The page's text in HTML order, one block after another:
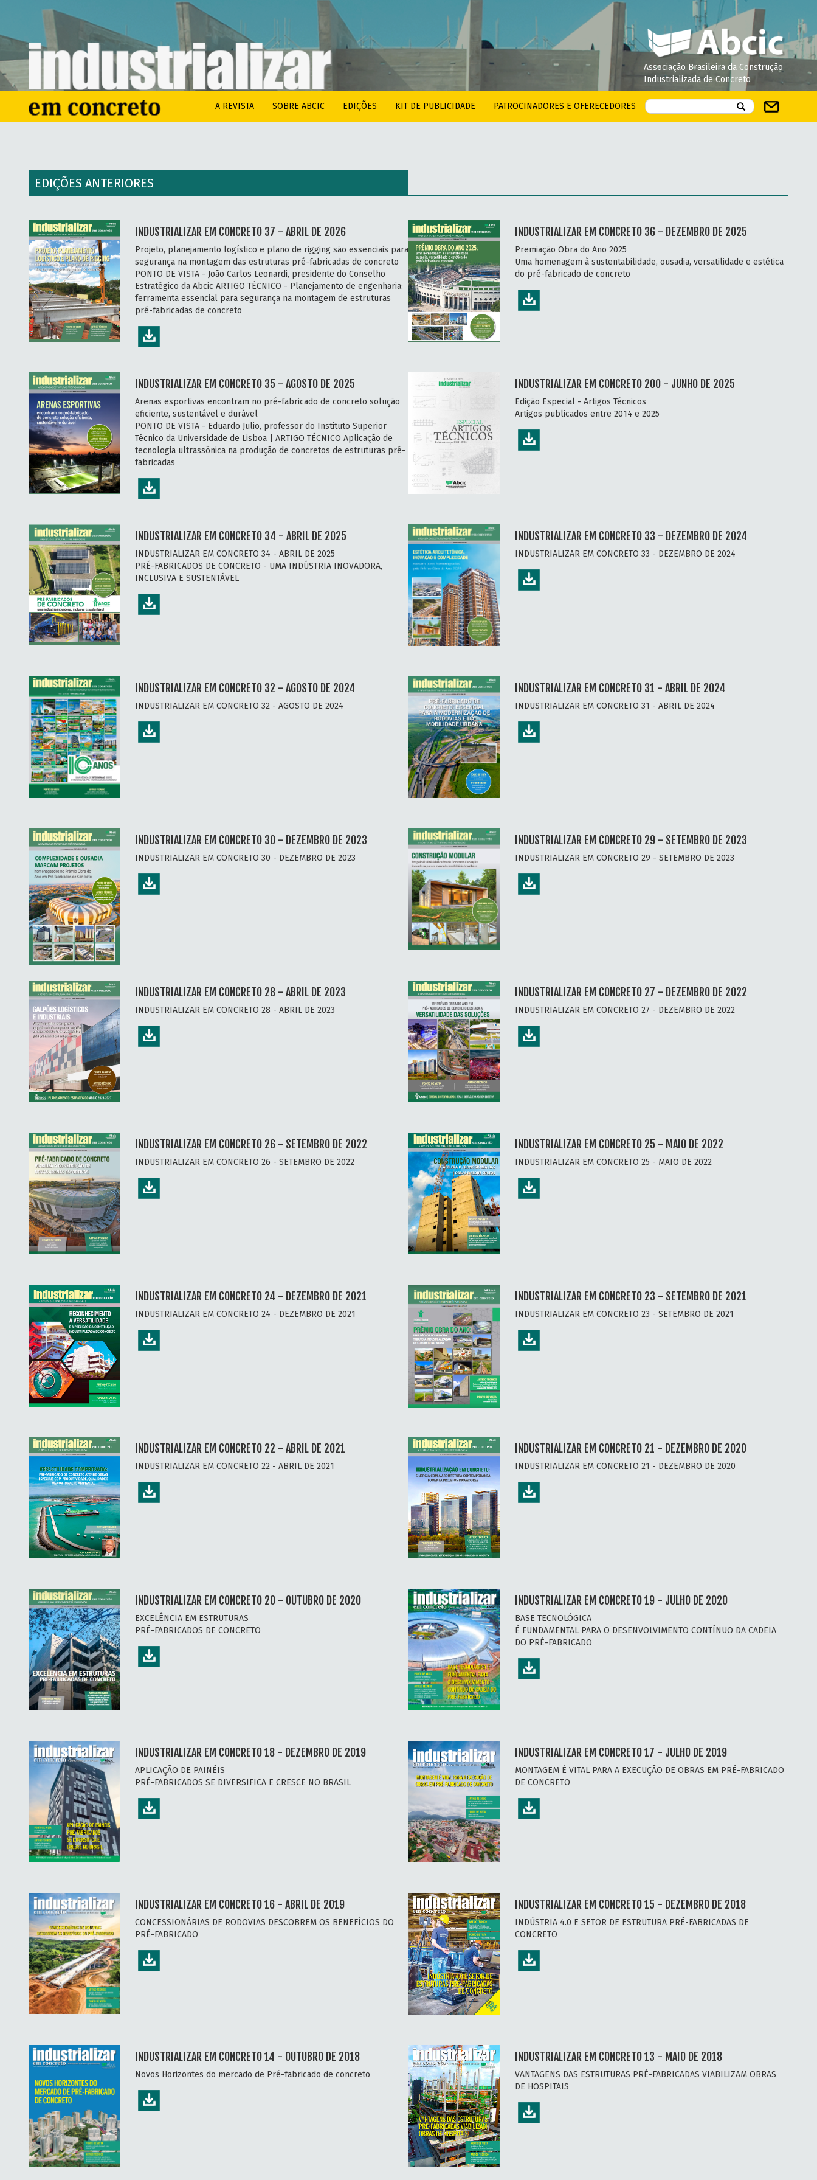
Associação Brasileira da Construção
Industrializada de Concreto
A REVISTA SOBRE ABCIC EDIÇÕES KIT DE PUBLICIDADE PATROCINADORES E OFERECEDORES
EDIÇÕES ANTERIORES
INDUSTRIALIZAR EM CONCRETO 37 - ABRIL DE 2026
Projeto, planejamento logístico e plano de rigging são essenciais para
segurança na montagem das estruturas pré-fabricadas de concreto
PONTO DE VISTA - João Carlos Leonardi, presidente do Conselho
Estratégico da Abcic ARTIGO TÉCNICO - Planejamento de engenharia:
ferramenta essencial para segurança na montagem de estruturas
pré-fabricadas de concreto
INDUSTRIALIZAR EM CONCRETO 36 - DEZEMBRO DE 2025
Premiação Obra do Ano 2025
Uma homenagem à sustentabilidade, ousadia, versatilidade e estética
do pré-fabricado de concreto
INDUSTRIALIZAR EM CONCRETO 35 - AGOSTO DE 2025
Arenas esportivas encontram no pré-fabricado de concreto solução
eficiente, sustentável e durável
PONTO DE VISTA - Eduardo Julio, professor do Instituto Superior
Técnico da Universidade de Lisboa | ARTIGO TÉCNICO Aplicação de
tecnologia ultrassônica na produção de concretos de estruturas pré-
fabricadas
INDUSTRIALIZAR EM CONCRETO 200 - JUNHO DE 2025
Edição Especial - Artigos Técnicos
Artigos publicados entre 2014 e 2025
INDUSTRIALIZAR EM CONCRETO 34 - ABRIL DE 2025
INDUSTRIALIZAR EM CONCRETO 34 - ABRIL DE 2025
PRÉ-FABRICADOS DE CONCRETO - UMA INDÚSTRIA INOVADORA,
INCLUSIVA E SUSTENTÁVEL
INDUSTRIALIZAR EM CONCRETO 33 - DEZEMBRO DE 2024
INDUSTRIALIZAR EM CONCRETO 33 - DEZEMBRO DE 2024
INDUSTRIALIZAR EM CONCRETO 32 - AGOSTO DE 2024
INDUSTRIALIZAR EM CONCRETO 32 - AGOSTO DE 2024
INDUSTRIALIZAR EM CONCRETO 31 - ABRIL DE 2024
INDUSTRIALIZAR EM CONCRETO 31 - ABRIL DE 2024
INDUSTRIALIZAR EM CONCRETO 30 - DEZEMBRO DE 2023
INDUSTRIALIZAR EM CONCRETO 30 - DEZEMBRO DE 2023
INDUSTRIALIZAR EM CONCRETO 29 - SETEMBRO DE 2023
INDUSTRIALIZAR EM CONCRETO 29 - SETEMBRO DE 2023
INDUSTRIALIZAR EM CONCRETO 28 - ABRIL DE 2023
INDUSTRIALIZAR EM CONCRETO 28 - ABRIL DE 2023
INDUSTRIALIZAR EM CONCRETO 27 - DEZEMBRO DE 2022
INDUSTRIALIZAR EM CONCRETO 27 - DEZEMBRO DE 2022
INDUSTRIALIZAR EM CONCRETO 26 - SETEMBRO DE 2022
INDUSTRIALIZAR EM CONCRETO 26 - SETEMBRO DE 2022
INDUSTRIALIZAR EM CONCRETO 25 - MAIO DE 2022
INDUSTRIALIZAR EM CONCRETO 25 - MAIO DE 2022
INDUSTRIALIZAR EM CONCRETO 24 - DEZEMBRO DE 2021
INDUSTRIALIZAR EM CONCRETO 24 - DEZEMBRO DE 2021
INDUSTRIALIZAR EM CONCRETO 23 - SETEMBRO DE 2021
INDUSTRIALIZAR EM CONCRETO 23 - SETEMBRO DE 2021
INDUSTRIALIZAR EM CONCRETO 22 - ABRIL DE 2021
INDUSTRIALIZAR EM CONCRETO 22 - ABRIL DE 2021
INDUSTRIALIZAR EM CONCRETO 21 - DEZEMBRO DE 2020
INDUSTRIALIZAR EM CONCRETO 21 - DEZEMBRO DE 2020
INDUSTRIALIZAR EM CONCRETO 20 - OUTUBRO DE 2020
EXCELÊNCIA EM ESTRUTURAS
PRÉ-FABRICADOS DE CONCRETO
INDUSTRIALIZAR EM CONCRETO 19 - JULHO DE 2020
BASE TECNOLÓGICA
É FUNDAMENTAL PARA O DESENVOLVIMENTO CONTÍNUO DA CADEIA
DO PRÉ-FABRICADO
INDUSTRIALIZAR EM CONCRETO 18 - DEZEMBRO DE 2019
APLICAÇÃO DE PAINÉIS
PRÉ-FABRICADOS SE DIVERSIFICA E CRESCE NO BRASIL
INDUSTRIALIZAR EM CONCRETO 17 - JULHO DE 2019
MONTAGEM É VITAL PARA A EXECUÇÃO DE OBRAS EM PRÉ-FABRICADO
DE CONCRETO
INDUSTRIALIZAR EM CONCRETO 16 - ABRIL DE 2019
CONCESSIONÁRIAS DE RODOVIAS DESCOBREM OS BENEFÍCIOS DO
PRÉ-FABRICADO
INDUSTRIALIZAR EM CONCRETO 15 - DEZEMBRO DE 2018
INDÚSTRIA 4.0 E SETOR DE ESTRUTURA PRÉ-FABRICADAS DE
CONCRETO
INDUSTRIALIZAR EM CONCRETO 14 - OUTUBRO DE 2018
Novos Horizontes do mercado de Pré-fabricado de concreto
INDUSTRIALIZAR EM CONCRETO 13 - MAIO DE 2018
VANTAGENS DAS ESTRUTURAS PRÉ-FABRICADAS VIABILIZAM OBRAS
DE HOSPITAIS